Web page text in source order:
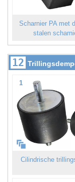
Scharnier PA met
stalen
12
1
Cilindrische